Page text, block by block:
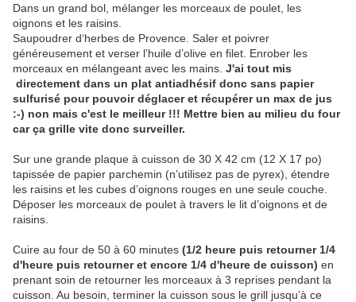
Dans un grand bol, mélanger les morceaux de poulet, les
oignons et les raisins.
Saupoudrer d‘herbes de Provence. Saler et poivrer
généreusement et verser l’huile d’olive en filet. Enrober les
morceaux en mélangeant avec les mains. J'ai tout mis
directement dans un plat antiadhésif donc sans papier
sulfurisé pour pouvoir déglacer et récupérer un max de jus
:-) non mais c'est le meilleur !!! Mettre bien au milieu du four
car ça grille vite donc surveiller.
Sur une grande plaque à cuisson de 30 X 42 cm (12 X 17 po)
tapissée de papier parchemin (n’utilisez pas de pyrex), étendre
les raisins et les cubes d’oignons rouges en une seule couche.
Déposer les morceaux de poulet à travers le lit d’oignons et de
raisins.
Cuire au four de 50 à 60 minutes (1/2 heure puis retourner 1/4
d'heure puis retourner et encore 1/4 d'heure de cuisson) en
prenant soin de retourner les morceaux à 3 reprises pendant la
cuisson. Au besoin, terminer la cuisson sous le grill jusqu’à ce